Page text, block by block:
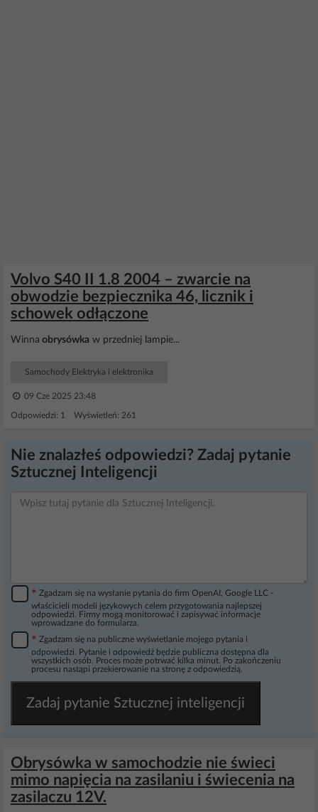
Volvo S40 II 1.8 2004 – zwarcie na
obwodzie bezpiecznika 46, licznik i
schowek odłączone
Winna obrysówka w przedniej lampie...
Samochody Elektryka i elektronika
09 Cze 2025 23:48
Odpowiedzi: 1 Wyświetleń: 261
Nie znalazłeś odpowiedzi? Zadaj pytanie
Sztucznej Inteligencji
* Zgadzam się na wysłanie pytania do firm OpenAI, Google LLC -
właścicieli modeli językowych celem przygotowania najlepszej
odpowiedzi. Firmy mogą monitorować i zapisywać informacje
wprowadzane do formularza.
* Zgadzam się na publiczne wyświetlanie mojego pytania i
odpowiedzi. Pytanie i odpowiedź będzie publiczna dostępna dla
wszystkich osób. Proces może potrwać kilka minut. Po zakończeniu
procesu nastąpi przekierowanie na stronę z odpowiedzią.
Zadaj pytanie Sztucznej inteligencji
Obrysówka w samochodzie nie świeci
mimo napięcia na zasilaniu i świecenia na
zasilaczu 12V.